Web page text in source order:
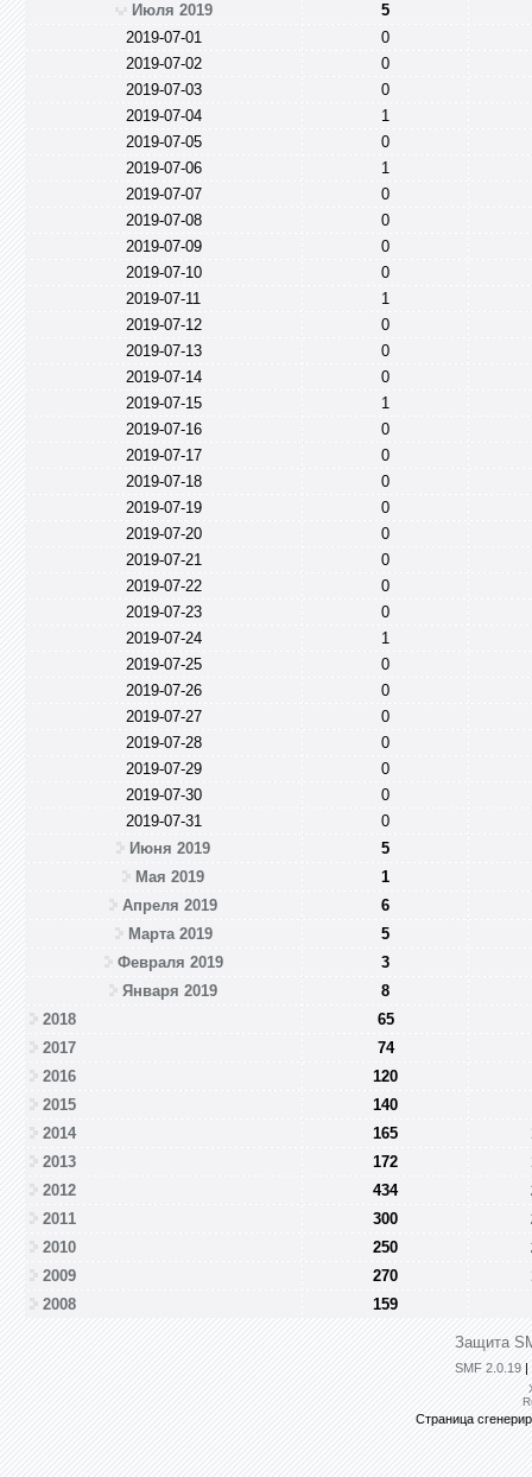
Июля 2019
5
2019-07-01
0
2019-07-02
0
2019-07-03
0
2019-07-04
1
2019-07-05
0
2019-07-06
1
2019-07-07
0
2019-07-08
0
2019-07-09
0
2019-07-10
0
2019-07-11
1
2019-07-12
0
2019-07-13
0
2019-07-14
0
2019-07-15
1
2019-07-16
0
2019-07-17
0
2019-07-18
0
2019-07-19
0
2019-07-20
0
2019-07-21
0
2019-07-22
0
2019-07-23
0
2019-07-24
1
2019-07-25
0
2019-07-26
0
2019-07-27
0
2019-07-28
0
2019-07-29
0
2019-07-30
0
2019-07-31
0
Июня 2019
5
Мая 2019
1
Апреля 2019
6
Марта 2019
5
Февраля 2019
3
Января 2019
8
2018
65
2017
74
2016
120
2015
140
2014
165
2013
172
2012
434
2011
300
2010
250
2009
270
2008
159
Защита
SMF 2.0.19 |
Страница